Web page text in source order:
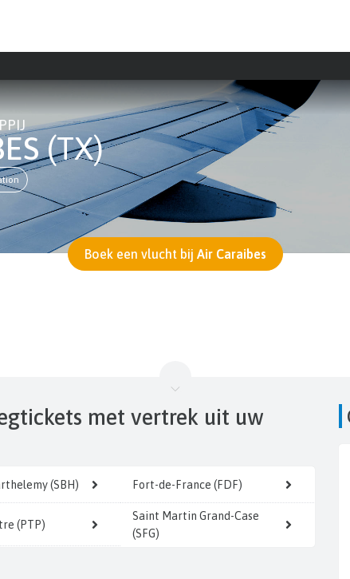
(TX)
Boek een vlucht bij Air Caraibes
met vertrek uit uw
(SBH) Fort-de-France (FDF)
(PTP)
Saint Martin Grand-Case
(SFG)